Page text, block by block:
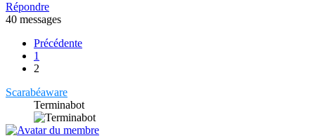
Répondre
40 messages
Précédente
1
2
Scarabéaware
Terminabot